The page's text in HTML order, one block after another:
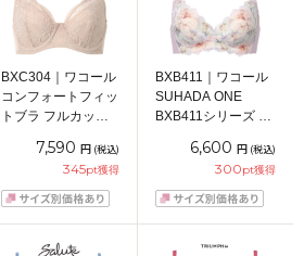
BXC304｜ワコール
コンフォートフィッ
トブラ フルカップ
ジャー単品 フルカ
ップブラジャー
ABCDEFGカップ ア
7,590 円 (税込)
345pt獲得
BXB411｜ワコール
SUHADA ONE
BXB411シリーズ ノ
ABCDEFカップ ア
65/70/75/80cm
6,600 円 (税込)
300pt獲得